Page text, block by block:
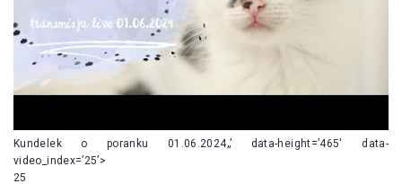
Kundelek o poranku 01.06.2024„’ data-height=’465′ data-
video_index=’25’>
25